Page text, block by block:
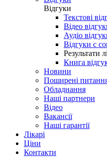
Відгуки
Текстові
Відео
Аудіо
Відгуки с
Результати
Книга
Новини
Поширені
Обладнання
Наші партнери
Відео
Вакансії
Наші гарантії
Лікарі
Ціни
Контакти